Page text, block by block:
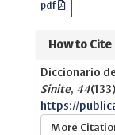
pdf
How to Cite
Diccionario
Sinite, 44
https://
More